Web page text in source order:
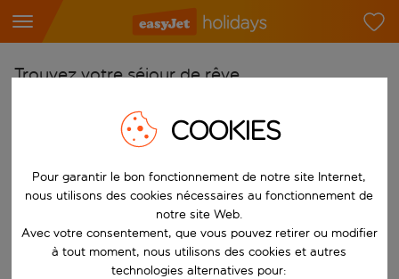
Trouvez votre séjour de rêve
Commencez à taper pour la saisie automatique. Lorsque les
Choisissez votre aéroport
Commencez à taper pour la saisie automatique. Lorsque les
Choisissez votre destination
Vers
Choisissez vos dates
Quand
COOKIES
Pour garantir le bon fonctionnement de notre site Internet,
nous utilisons des cookies nécessaires au fonctionnement de
notre site Web.
Avec votre consentement, que vous pouvez retirer ou modifier
à tout moment, nous utilisons des cookies et autres
technologies alternatives pour: